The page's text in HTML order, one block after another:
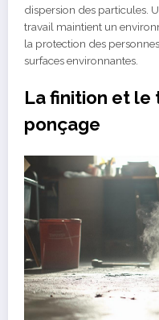
dispersion des particules.
travail maintient un
la protection des
surfaces environnantes.
La finition et
ponçage